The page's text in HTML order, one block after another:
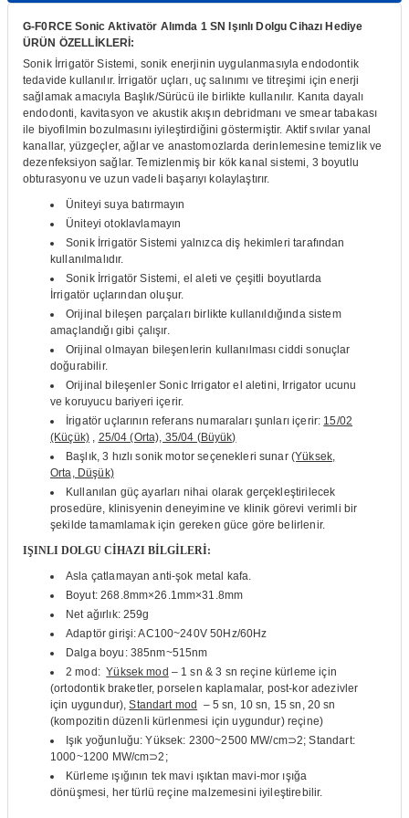
Periodontoloji
Restoratif El Aletleri
G-F0RCE Sonic Aktivatör Alımda 1 SN Işınlı Dolgu Cihazı Hediye
ÜRÜN ÖZELLİKLERİ:
Sonik İrrigatör Sistemi, sonik enerjinin uygulanmasıyla endodontik
tedavide kullanılır. İrrigatör uçları, uç salınımı ve titreşimi için enerji
sağlamak amacıyla Başlık/Sürücü ile birlikte kullanılır. Kanıta dayalı
endodonti, kavitasyon ve akustik akışın debridmanı ve smear tabakası
ile biyofilmin bozulmasını iyileştirdiğini göstermiştir. Aktif sıvılar yanal
kanallar, yüzgeçler, ağlar ve anastomozlarda derinlemesine temizlik ve
dezenfeksiyon sağlar.Temizlenmiş bir kök kanal sistemi, 3 boyutlu
obturasyonu ve uzun vadeli başarıyı kolaylaştırır.
Üniteyi suya batırmayın
Üniteyi otoklavlamayın
Sonik İrrigatör Sistemi yalnızca diş hekimleri tarafından
kullanılmalıdır.
Sonik İrrigatör Sistemi, el aleti ve çeşitli boyutlarda
İrrigatör uçlarından oluşur.
Orijinal bileşen parçaları birlikte kullanıldığında sistem
amaçlandığı gibi çalışır.
Orijinal olmayan bileşenlerin kullanılması ciddi sonuçlar
doğurabilir.
Orijinal bileşenler Sonic Irrigator el aletini, Irrigator ucunu
ve koruyucu bariyeri içerir.
İrigatör uçlarının referans numaraları şunları içerir: 15/02
(Küçük) , 25/04 (Orta), 35/04 (Büyük)
Başlık, 3 hızlı sonik motor seçenekleri sunar (Yüksek,
Orta, Düşük)
Kullanılan güç ayarları nihai olarak gerçekleştirilecek
prosedüre, klinisyenin deneyimine ve klinik görevi verimli bir
şekilde tamamlamak için gereken güce göre belirlenir.
IŞINLI DOLGU CİHAZI BİLGİLERİ:
Asla çatlamayan anti-şok metal kafa.
Boyut: 268.8mm×26.1mm×31.8mm
Net ağırlık: 259g
Adaptör girişi: AC100~240V 50Hz/60Hz
Dalga boyu: 385nm~515nm
2 mod:Yüksek mod – 1 sn & ​​3 sn reçine kürleme için
(ortodontik braketler, porselen kaplamalar, post-kor adezivler
için uygundur),Standart mod
– 5 sn, 10 sn, 15 sn, 20 sn
(kompozitin düzenli kürlenmesi için uygundur) reçine)
Işık yoğunluğu: Yüksek: 2300~2500 MW/cm⊃2;Standart:
1000~1200 MW/cm⊃2;
Kürleme ışığının tek mavi ışıktan mavi-mor ışığa
dönüşmesi, her türlü reçine malzemesini iyileştirebilir.